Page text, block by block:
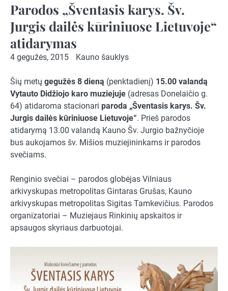
Parodos „Šventasis karys. Šv.
Jurgis dailės kūriniuose Lietuvoje“
atidarymas
4 gegužės, 2015 Kauno šauklys
Šių metų gegužės 8 dieną (penktadienį) 15.00 valandą
Vytauto Didžiojo karo muziejuje (adresas Donelaičio g.
64) atidaroma stacionari paroda „Šventasis karys. Šv.
Jurgis dailės kūriniuose Lietuvoje“. Prieš parodos
atidarymą 13.00 valandą Kauno Šv. Jurgio bažnyčioje
bus aukojamos šv. Mišios muziejininkams ir parodos
svečiams.
Renginio svečiai – parodos globėjas Vilniaus
arkivyskupas metropolitas Gintaras Grušas, Kauno
arkivyskupas metropolitas Sigitas Tamkevičius. Parodos
organizatoriai – Muziejaus Rinkinių apskaitos ir
apsaugos skyriaus darbuotojai.